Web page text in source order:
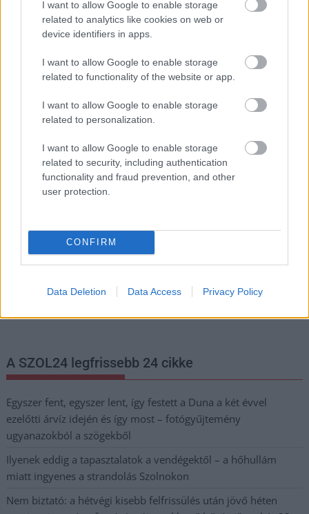
I want to allow Google to enable storage
related to analytics like cookies on web or
device identifiers in apps.
I want to allow Google to enable storage
related to functionality of the website or app.
I want to allow Google to enable storage
related to personalization.
I want to allow Google to enable storage
related to security, including authentication
functionality and fraud prevention, and other
user protection.
CONFIRM
Data Deletion Data Access Privacy Policy
Hírlevél feliratkozás
Adja meg keresztnevét:
Megismertem és elfogadom aGDPR-szabályzatot
legfrissebb információkkal és exkluzív tartalmakkal hétről hétre
postaládájába érkezik!
A SZOL24 legfrissebb 24 cikke
Egyszer fent, egyszer lent, így festett a Duna a két évvel
ezelőtti árvíz idején és így most – fotógyűjtemény
ugyanazokból a szögekből
Ilyenek eddig a tapasztalatok a vendégektől – a hőhullám
miatt ingyenes a strandolás Szolnokon
Nem biztató: a hétvégi kisebb felfrissülés után jövő héten